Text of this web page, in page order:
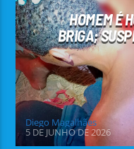
HOMEM É
BRIGA;
Diego Magalhães
5 DE JUNHO DE 2026